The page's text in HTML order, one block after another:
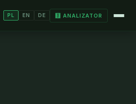
PL EN DE 🧮 ANALIZATOR